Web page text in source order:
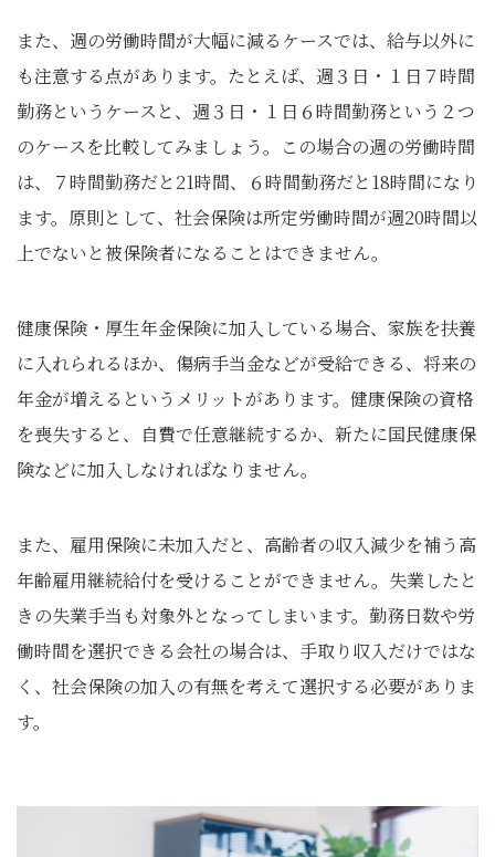
また、週の労働時間が大幅に減るケースでは、給与以外に
も注意する点があります。たとえば、週３日・１日７時間
勤務というケースと、週３日・１日６時間勤務という２つ
のケースを比較してみましょう。この場合の週の労働時間
は、７時間勤務だと21時間、６時間勤務だと18時間になり
ます。原則として、社会保険は所定労働時間が週20時間以
上でないと被保険者になることはできません。
健康保険・厚生年金保険に加入している場合、家族を扶養
に入れられるほか、傷病手当金などが受給できる、将来の
年金が増えるというメリットがあります。健康保険の資格
を喪失すると、自費で任意継続するか、新たに国民健康保
険などに加入しなければなりません。
また、雇用保険に未加入だと、高齢者の収入減少を補う高
年齢雇用継続給付を受けることができません。失業したと
きの失業手当も対象外となってしまいます。勤務日数や労
働時間を選択できる会社の場合は、手取り収入だけではな
く、社会保険の加入の有無を考えて選択する必要がありま
す。